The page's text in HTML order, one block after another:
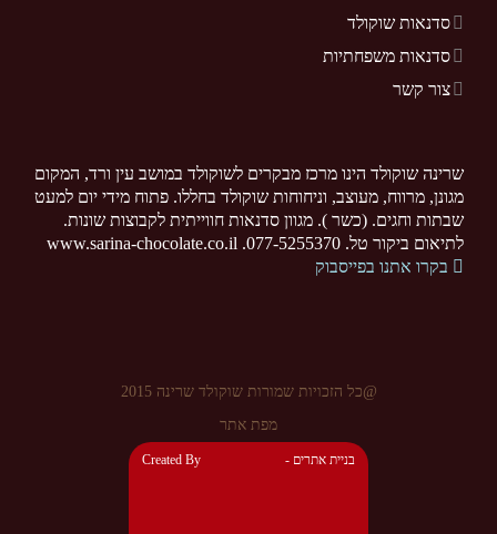
סדנאות שוקולד
סדנאות משפחתיות
צור קשר
שרינה שוקולד הינו מרכז מבקרים לשוקולד במושב עין ורד, המקום
מגונן, מרווח, מעוצב, וניחוחות שוקולד בחללו. פתוח מידי יום למעט
שבתות וחגים. (כשר ). מגוון סדנאות חווייתית לקבוצות שונות.
לתיאום ביקור טל. 077-5255370. www.sarina-chocolate.co.il
בקרו אתנו בפייסבוק
@כל הזכויות שמורות שוקולד שרינה 2015
מפת אתר
Created By - בניית אתרים